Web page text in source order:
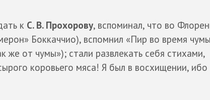
к С. В. Прохорову, вспоминал, что во
Боккаччио), вспомнил «Пир во время
же от чумы»); стали развлекать себя стихами,
коровьего мяса! Я был в восхищении, ибо